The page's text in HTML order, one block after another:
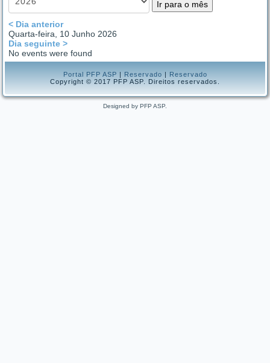
Ir para o mês
< Dia anterior
Quarta-feira, 10 Junho 2026
Dia seguinte >
No events were found
Portal PFP ASP | Reservado | Reservado
Copyright © 2017 PFP ASP. Direitos reservados.
Designed by PFP ASP.